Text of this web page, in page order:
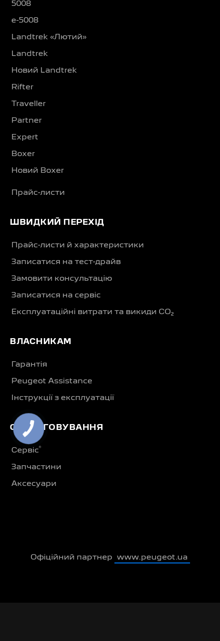
5008
e-5008
Landtrek «Лютий»
Landtrek
Новий Landtrek
Rifter
Traveller
Partner
Expert
Boxer
Новий Boxer
Прайс-листи
ШВИДКИЙ ПЕРЕХІД
Прайс-листи й характеристики
Записатися на тест-драйв
Замовити консультацію
Записатися на сервіс
Експлуатаційні витрати та викиди CO₂
ВЛАСНИКАМ
Гарантія
Peugeot Assistance
Інструкції з експлуатації
ОБСЛУГОВУВАННЯ
Сервіс®
Запчастини
Аксесуари
Офіційний партнер www.peugeot.ua